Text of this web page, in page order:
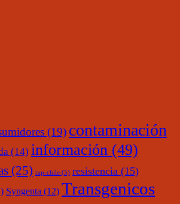
(19) contaminación
(14) información (49)
(25) rap-chile (5) resistencia (15)
Syngenta (12) Transgenicos